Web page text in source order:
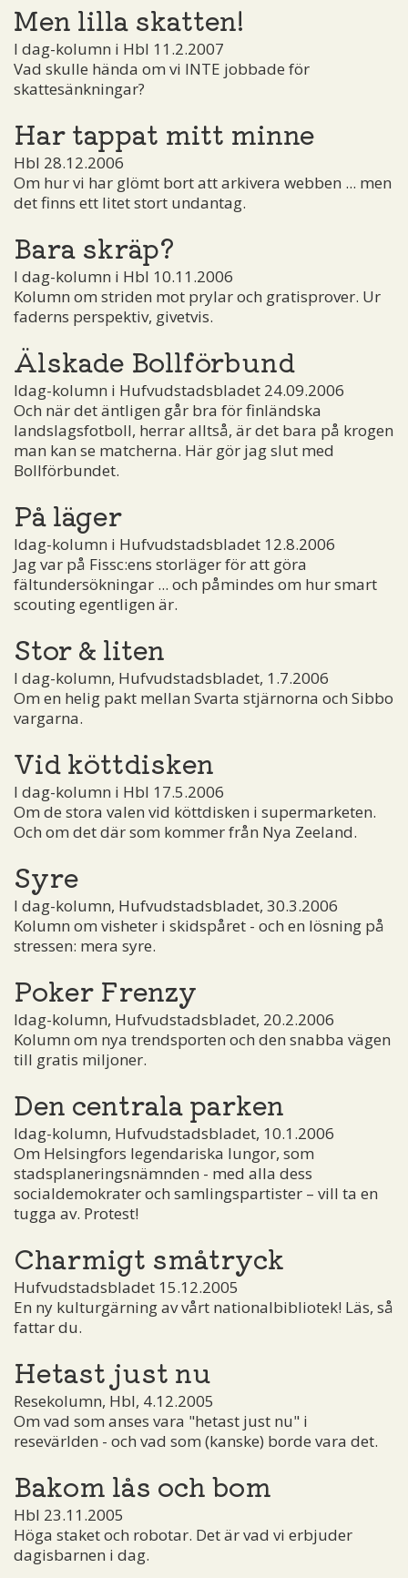
Men lilla skatten!
I dag-kolumn i Hbl 11.2.2007
Vad skulle hända om vi INTE jobbade för
skattesänkningar?
Har tappat mitt minne
Hbl 28.12.2006
Om hur vi har glömt bort att arkivera webben ... men
det finns ett litet stort undantag.
Bara skräp?
I dag-kolumn i Hbl 10.11.2006
Kolumn om striden mot prylar och gratisprover. Ur
faderns perspektiv, givetvis.
Älskade Bollförbund
Idag-kolumn i Hufvudstadsbladet 24.09.2006
Och när det äntligen går bra för finländska
landslagsfotboll, herrar alltså, är det bara på krogen
man kan se matcherna. Här gör jag slut med
Bollförbundet.
På läger
Idag-kolumn i Hufvudstadsbladet 12.8.2006
Jag var på Fissc:ens storläger för att göra
fältundersökningar ... och påmindes om hur smart
scouting egentligen är.
Stor & liten
I dag-kolumn, Hufvudstadsbladet, 1.7.2006
Om en helig pakt mellan Svarta stjärnorna och Sibbo
vargarna.
Vid köttdisken
I dag-kolumn i Hbl 17.5.2006
Om de stora valen vid köttdisken i supermarketen.
Och om det där som kommer från Nya Zeeland.
Syre
I dag-kolumn, Hufvudstadsbladet, 30.3.2006
Kolumn om visheter i skidspåret - och en lösning på
stressen: mera syre.
Poker Frenzy
Idag-kolumn, Hufvudstadsbladet, 20.2.2006
Kolumn om nya trendsporten och den snabba vägen
till gratis miljoner.
Den centrala parken
Idag-kolumn, Hufvudstadsbladet, 10.1.2006
Om Helsingfors legendariska lungor, som
stadsplaneringsnämnden - med alla dess
socialdemokrater och samlingspartister – vill ta en
tugga av. Protest!
Charmigt småtryck
Hufvudstadsbladet 15.12.2005
En ny kulturgärning av vårt nationalbibliotek! Läs, så
fattar du.
Hetast just nu
Resekolumn, Hbl, 4.12.2005
Om vad som anses vara "hetast just nu" i
resevärlden - och vad som (kanske) borde vara det.
Bakom lås och bom
Hbl 23.11.2005
Höga staket och robotar. Det är vad vi erbjuder
dagisbarnen i dag.